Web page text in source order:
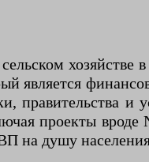
хозяйстве
является
правительства и
проекты вроде
на душу